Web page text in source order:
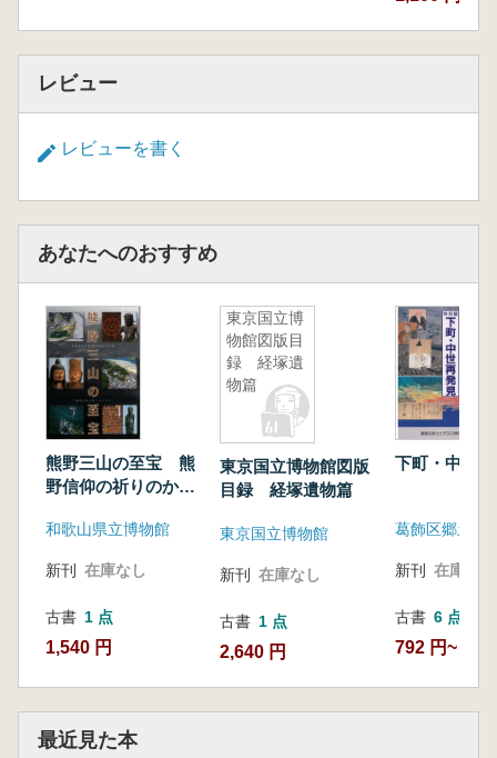
レビュー
レビューを書く
あなたへのおすすめ
熊野三山の至宝 熊
野信仰の祈りのかた
和歌山県立博物館
新刊 在庫なし
古書 1 点
1,540 円
東京国立博
物館図版目
録 経塚遺
物篇
東京国立博物館図版
目録 経塚遺物篇
東京国立博物館
新刊 在庫なし
古書 1 点
2,640 円
下町・中世
新刊 在庫なし
古書 6 点
792 円~
最近見た本